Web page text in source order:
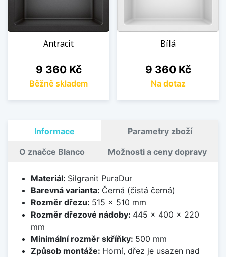
Antracit
Cena
9 360 Kč
Běžně skladem
Bílá
Cena
9 360 Kč
Na dotaz
Informace Parametry zboží
O značce Blanco Možnosti a ceny dopravy
Materiál: Silgranit PuraDur
Barevná varianta: Černá (čistá černá)
Rozměr dřezu: 515 x 510 mm
Rozměr dřezové nádoby: 445 x 400 x 220
mm
Minimální rozměr skříňky: 500 mm
Způsob montáže: Horní, dřez je usazen nad